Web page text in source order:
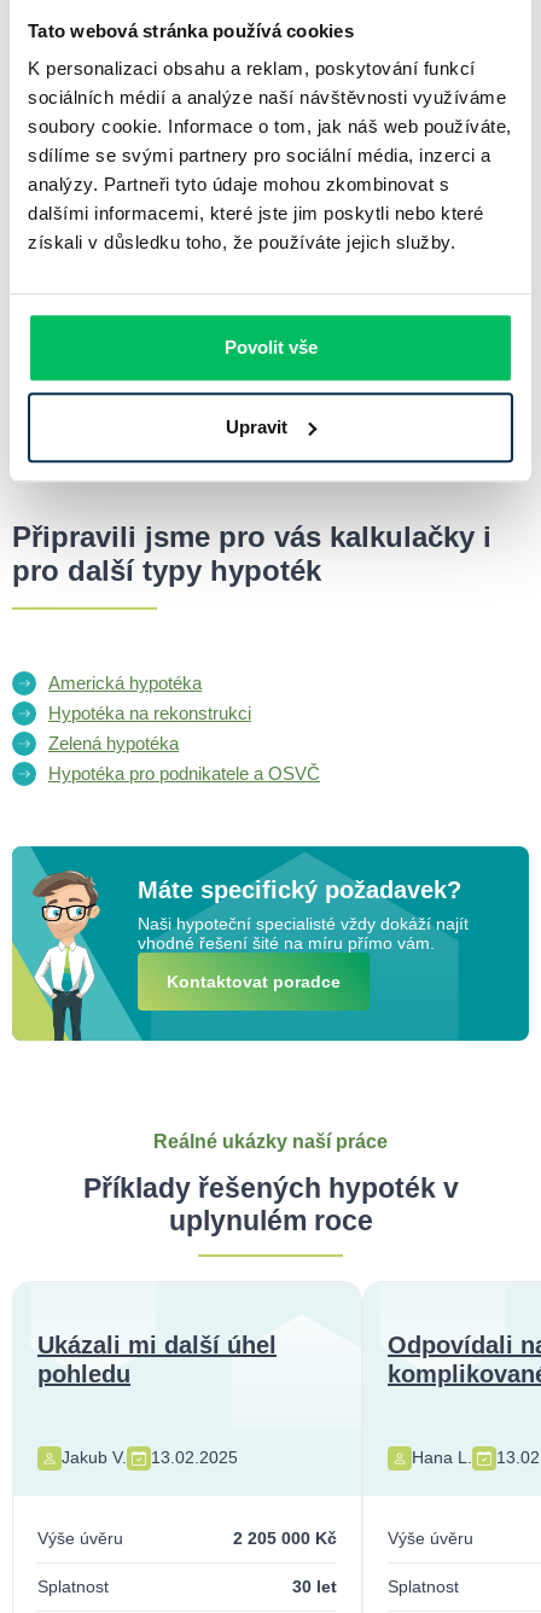
Tato webová stránka používá cookies
K personalizaci obsahu a reklam, poskytování funkcí
sociálních médií a analýze naší návštěvnosti využíváme
soubory cookie. Informace o tom, jak náš web používáte,
sdílíme se svými partnery pro sociální média, inzerci a
analýzy. Partneři tyto údaje mohou zkombinovat s
dalšími informacemi, které jste jim poskytli nebo které
získali v důsledku toho, že používáte jejich služby.
Povolit vše
Upravit
Následně se podává žádost, která zahrnuje doložení příjmů a
dalších dokumentů. Po schválení úvěru dochází k podpisu
smlouvy a čerpání financí.
Srovnání hypoték pomocí online kalkulačky.
Podání žádosti včetně doložení potřebných dokumentů.
Schválení úvěru a podpis hypoteční smlouvy.
Investice do vlastního bydlení je zásadním krokem, proto je
důležité vybrat vhodný úvěr s co nejvýhodnějšími podmínkami.
Pečlivé porovnání a správné rozhodnutí může přinést dlouhodobé
Připravili jsme pro vás kalkulačky i
pro další typy hypoték
Americká hypotéka
Hypotéka na rekonstrukci
Zelená hypotéka
Hypotéka pro podnikatele a OSVČ
Máte specifický požadavek?
Naši hypoteční specialisté vždy dokáží najít
vhodné řešení šité na míru přímo vám.
Kontaktovat poradce
Reálné ukázky naší práce
Příklady řešených hypoték v
uplynulém roce
Ukázali mi další úhel
pohledu
Jakub V. 13.02.2025
Výše úvěru 2 205 000 Kč
Splatnost 30 let
Odpovídali
Hana L.
Výše úvěru
Splatnost